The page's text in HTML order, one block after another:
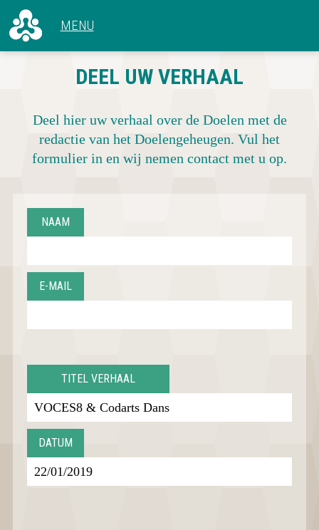
ALLE ARTIKELEN
HET GEBOUW
ACHTER DE SCHERMEN
VOOR 1966
1970 - 1979
1980 - 1989
1990 - 1999
CONCERTOVERZICHT
DEEL UW VERHAAL
Deel hier uw verhaal over de Doelen met de
redactie van het Doelengeheugen. Vul het
formulier in en wij nemen contact met u op.
NAAM
E-MAIL
TITEL VERHAAL
DATUM